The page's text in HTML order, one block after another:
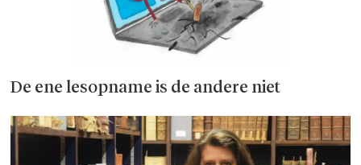
De ene lesopname is de andere niet